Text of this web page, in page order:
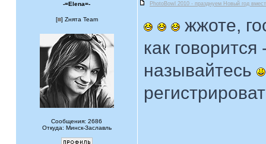
-=Elena=- PhotoBowl 2010 - празднуем Новый год
[ ] Zнята Team
Сообщения: 2686
Откуда: Минск-Заславль
жжоте,
как
называйтесь